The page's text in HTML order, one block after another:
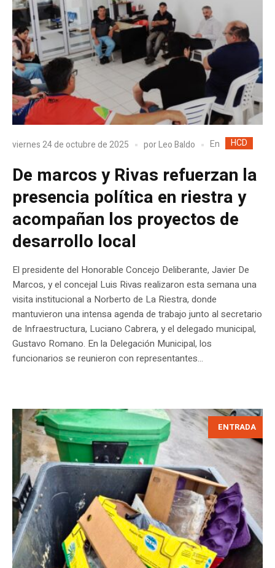
viernes 24 de octubre de 2025 porLeo Baldo En HCD
De marcos y Rivas refuerzan la
presencia política en riestra y
acompañan los proyectos de
desarrollo local
El presidente del Honorable Concejo Deliberante, Javier De
Marcos, y el concejal Luis Rivas realizaron esta semana una
visita institucional a Norberto de La Riestra, donde
mantuvieron una intensa agenda de trabajo junto al secretario
de Infraestructura, Luciano Cabrera, y el delegado municipal,
Gustavo Romano. En la Delegación Municipal, los
funcionarios se reunieron con representantes...
ENTRADA